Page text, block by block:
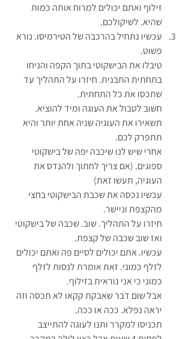
זילוף ואתם יכולים למרוח אותה כמות
שהיא. לשיקולכם.
עכשיו נתחיל בהרכבה של הטירמיסו. נורא
פשוט.
טיבלו את הבישקוטי בתוך הקפה והניחו
בתחתית התבנית. חיזרו על התהליך עד
שתכסו את כל התחתית.
חשוב לטבול את העוגה ומיד להוציא.
תשאירו את העוגיה שניה אחת יותר והיא
תתפרק לכם.
אחרי שיש לנו שיכבה יפה של בישקוטי
ספוגים. (אם צריך לחתוך ולהנדס את
העוגיה, תעשו זאת)
עכשיו נכסה את שכבת הבישקוטי בחצי
מהקצפת וניישר.
חיזרו על התהליך. שוב. שכבה של בישקוטי
ואז שוב שכבה של קצפת.
עכשיו. אתם יכולים לסיים פה ואתם יכולים
לזלף כמוני. זאת אומרת לנסות לזלף
כמוני כי אני נוראית בזילוף.
אבל שום דבר שאבקת קקאו לא תכסה וזה
יראה נפלא. ככה או ככה.
תכניסו למקרר ותנו לעוגה להתייצב